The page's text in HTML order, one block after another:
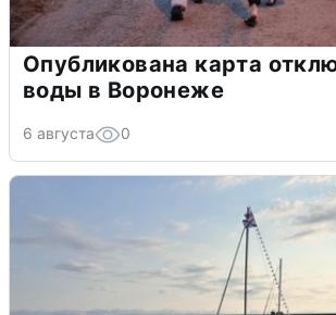
Опубликована карта
воды в Воронеже
6 августа 0